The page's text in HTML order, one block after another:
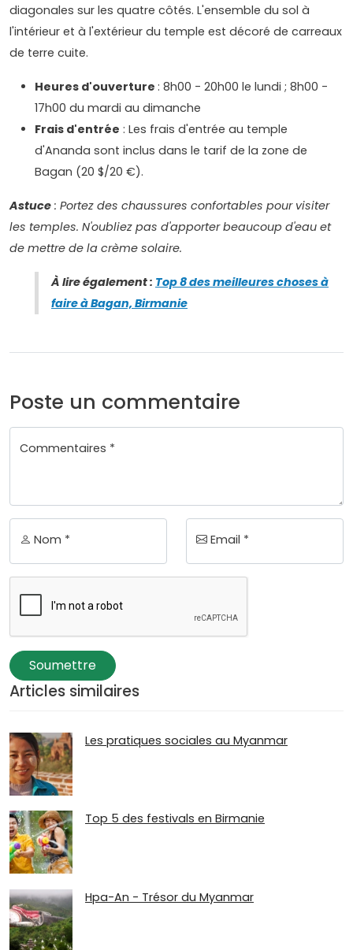
diagonales sur les quatre côtés. L'ensemble du sol à
l'intérieur et à l'extérieur du temple est décoré de carreaux
de terre cuite.
Heures d'ouverture : 8h00 - 20h00 le lundi ; 8h00 -
17h00 du mardi au dimanche
Frais d'entrée : Les frais d'entrée au temple
d'Ananda sont inclus dans le tarif de la zone de
Bagan (20 $/20 €).
Astuce : Portez des chaussures confortables pour visiter
les temples. N'oubliez pas d'apporter beaucoup d'eau et
de mettre de la crème solaire.
À lire également : Top 8 des meilleures choses à
faire à Bagan, Birmanie
Poste un commentaire
Commentaires *
Nom * Email *
Soumettre
Articles similaires
Les pratiques sociales au Myanmar
Top 5 des festivals en Birmanie
Hpa-An - Trésor du Myanmar